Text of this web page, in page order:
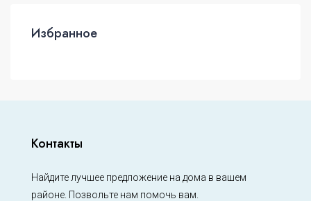
Избранное
Контакты
Найдите лучшее предложение на дома в вашем
районе. Позвольте нам помочь вам.